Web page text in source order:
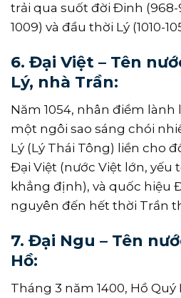
trải qua suốt đời Ðinh (968-
1009) và đầu thời Lý (1010-
6. Đại Việt – Tên
Lý, nhà Trần:
Năm 1054, nhân điềm lành
một ngôi sao sáng chói
Lý (Lý Thái Tông) liền cho
Đại Việt (nước Việt lớn, yếu
khẳng định), và quốc hiệu
nguyên đến hết thời Trần
7. Đại Ngu – Tên
Hồ:
Tháng 3 năm 1400, Hồ Quý